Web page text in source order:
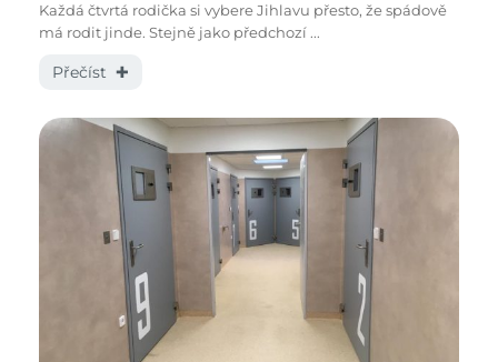
Každá čtvrtá rodička si vybere Jihlavu přesto, že spádově
má rodit jinde. Stejně jako předchozí ...
Přečíst ✚